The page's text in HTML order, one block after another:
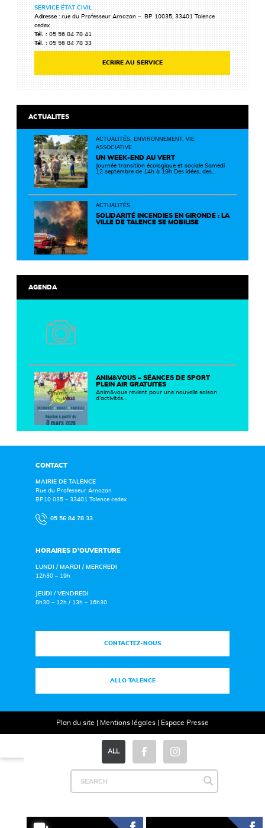
ALL
SERVICE ÉTAT CIVIL
Adresse : rue du Professeur Arnozan – BP 10035, 33401 Talence
cedex
Tél. :05 56 84 78 41
Tél. :05 56 84 78 33
ECRIRE AU SERVICE
ACTUALITES
ACTUALITÉS, ENVIRONNEMENT, VIE
ASSOCIATIVE
UN WEEK-END AU VERT
Journée transition écologique et sociale Samedi
12 septembre de 14h à 19h Des idées, des
un territoire plus durable et solidaire.
ACTUALITÉS
SOLIDARITÉ INCENDIES EN GIRONDE : LA
VILLE DE TALENCE SE MOBILISE
AGENDA
ANIM&VOUS – SÉANCES DE SPORT
PLEIN AIR GRATUITES
Anim&vous revient pour une nouvelle saison
d’activités…
CONTACT
MAIRIE DE TALENCE
Rue du Professeur Arnozan
BP10 035 – 33401 Talence cedex
05 56 84 78 33
HORAIRES D’OUVERTURE
LUNDI / MARDI / MERCREDI
12h30 – 19h
JEUDI / VENDREDI
8h30 – 12h / 13h – 16h30
CONTACTEZ-NOUS
ALLO TALENCE
Plan du site Mentions légales| Espace Presse